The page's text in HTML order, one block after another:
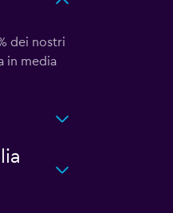
dei nostri
in media